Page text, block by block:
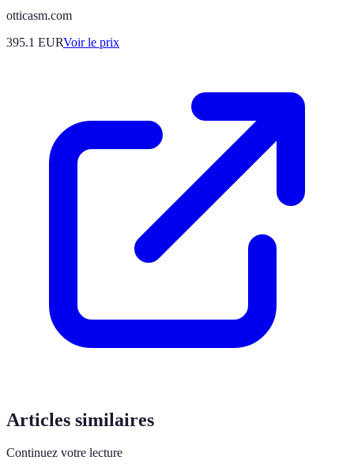
otticasm.com
395.1 EURVoir le prix
Articles similaires
Continuez votre lecture